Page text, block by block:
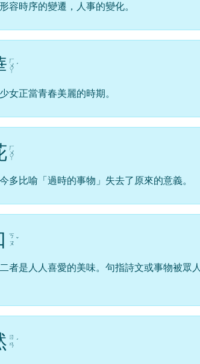
容時序的變遷，人事的變化。
ㄏ
ㄨ
ㄚ
ˊ
女正當青春美麗的時期。
ㄏ
ㄨ
ㄚ
多比喻「過時的事物」失去了原來的意義。
ㄎ
ㄡ ˇ
者是人人喜愛的美味。句指詩文或事物被眾人
ㄖ
ㄢ ˊ